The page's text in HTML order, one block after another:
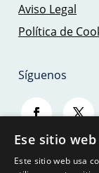
Aviso Legal
Política de
Síguenos
Ese sitio
Este sitio web usa